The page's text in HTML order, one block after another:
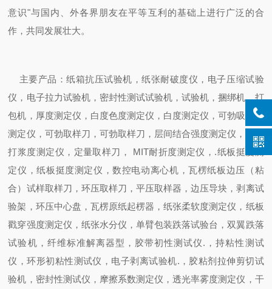
意识"与国内、外各界朋友在平等互利的基础上进行广泛的合
作，共同发展壮大。
主要产品：纸箱抗压试验机，纸张耐破度仪，电子压缩试验
仪，电子拉力试验机，密封性测试试验机，试验机，捆绑机，打
包机，厚度测定仪，白度色度测定仪，白度测定仪，可勃吸收性
测定仪，可勃取样刀，可勃取样刀，层间结合强度测定仪，纸浆
打浆度测定仪，定量取样刀， MIT耐折度测定仪， .纸板挺度测
定仪，纸板挺度测定仪，数控电动离心机，瓦楞纸板边压（粘
合）试样取样刀，环压取样刀，平压取样器，边压导块，剥离试
验架，环压中心盘，瓦楞原纸起楞器，纸张柔软度测定仪，纸板
戳穿强度测定仪，纸张水分仪，单臂包装跌落试验台，双翼跌落
试验机，纤维标准解离器型，胶带初性测试仪. ，持粘性测试
仪，环形初粘性测试仪，电子剥离试验机. ，胶粘剂拉伸剪切试
验机，密封性测试仪，摩擦系数测定仪，透光率雾度测定仪，干